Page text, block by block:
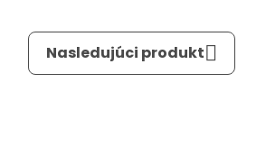
Nasledujúci produkt